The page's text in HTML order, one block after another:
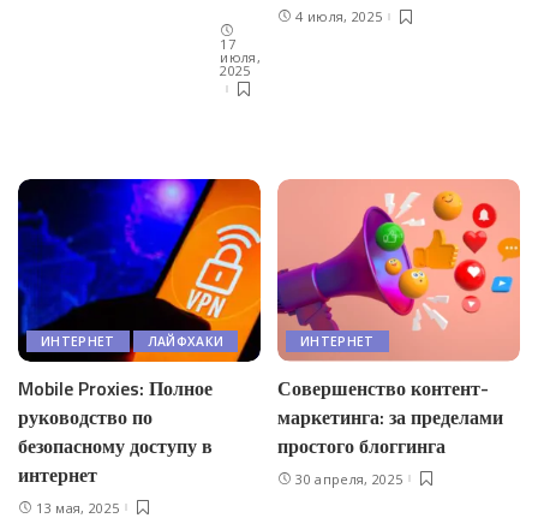
17
июля,
2025
4 июля, 2025
ИНТЕРНЕТ ЛАЙФХАКИ
Mobile Proxies: Полное
руководство по
безопасному доступу в
интернет
13 мая, 2025
ИНТЕРНЕТ
Совершенство контент-
маркетинга: за пределами
простого блоггинга
30 апреля, 2025